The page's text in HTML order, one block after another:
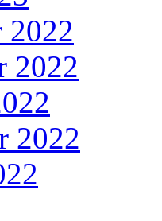
2022
2022
2022